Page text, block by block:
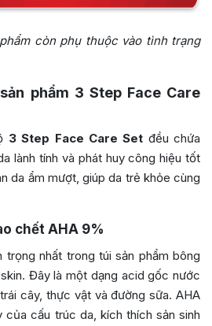
còn phụ thuộc vào tình trạng
phẩm 3 Step Face Care
3 Step Face Care Set đều chứa
lành tính và phát huy công hiệu tốt
da ẩm mượt, giúp da trẻ khỏe cùng
chết AHA 9%
trọng nhất trong túi sản phẩm bông
Đây là một dạng acid gốc nước
cây, thực vật và đường sữa. AHA
cấu trúc da, kích thích sản sinh